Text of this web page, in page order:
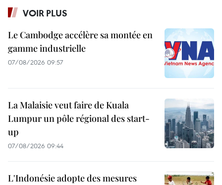
VOIR PLUS
Le Cambodge accélère sa montée en
gamme industrielle
07/08/2026 09:57
La Malaisie veut faire de Kuala
Lumpur un pôle régional des start-
up
07/08/2026 09:44
L'Indonésie adopte des mesures